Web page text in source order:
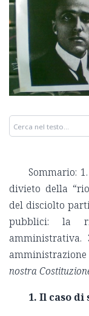
Sommario:
divieto della
del disciolto
pubblici: la
nostra
1. Il caso di